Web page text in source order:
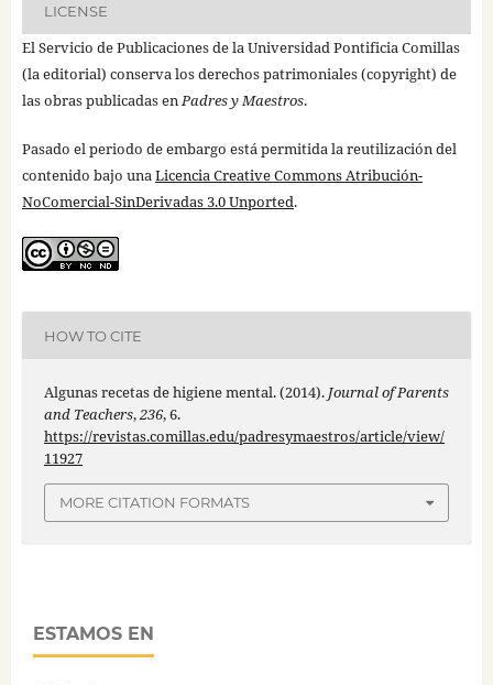
LICENSE
El Servicio de Publicaciones de la Universidad Pontificia Comillas
(la editorial) conserva los derechos patrimoniales (copyright) de
las obras publicadas enPadres y Maestros.
Pasado el periodo de embargo está permitida la reutilización del
contenido bajo unaLicencia Creative Commons Atribución-
NoComercial-SinDerivadas 3.0 Unported.
HOW TO CITE
Algunas recetas de higiene mental. (2014). Journal of Parents
and Teachers,236, 6.
https://revistas.comillas.edu/padresymaestros/article/view/
11927
MORE CITATION FORMATS
ESTAMOS EN